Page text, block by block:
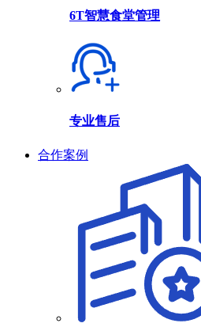
6T智慧食堂管理
专业售后
合作案例